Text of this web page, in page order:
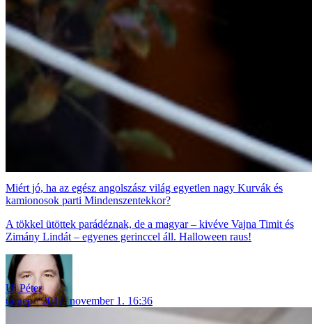
Miért jó, ha az egész angolszász világ egyetlen nagy Kurvák és
kamionosok parti Mindenszentekkor?
A tökkel ütöttek parádéznak, de a magyar – kivéve Vajna Timit és
Zimány Lindát – egyenes gerinccel áll. Halloween raus!
Uj Péter
ünnep
2017. november 1. 16:36